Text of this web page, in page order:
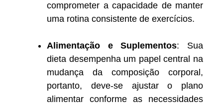
comprometer a capacidade de manter
uma rotina consistente de exercícios.
Alimentação e Suplementos: Sua
dieta desempenha um papel central na
mudança da composição corporal,
portanto, deve-se ajustar o plano
alimentar conforme as necessidades